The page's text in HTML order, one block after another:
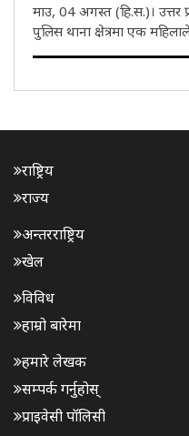
माउ, 04 अगस्त (हि.स.)। उत्तर
पुलिस थाना क्षेत्रमा एक
राष्ट्रिय
राज्य
अन्तरराष्ट्रिय
खेल
विविध
हाम्रो बारेमा
हमारे लेखक
सम्पर्क गर्नुहोस्
प्राइवेसी पॉलिसी